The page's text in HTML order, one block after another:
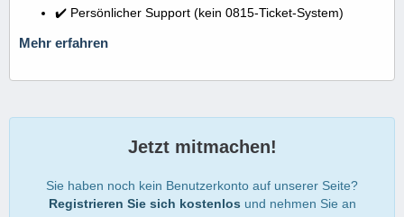
✔️ Persönlicher Support (kein 0815-Ticket-System)
Mehr erfahren
Jetzt mitmachen!
Sie haben noch kein Benutzerkonto auf unserer Seite?
Registrieren Sie sich kostenlos und nehmen Sie an